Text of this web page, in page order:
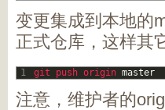
变更集成到本地的
正式仓库，这样其
1 git push origin master
注意，维护者的